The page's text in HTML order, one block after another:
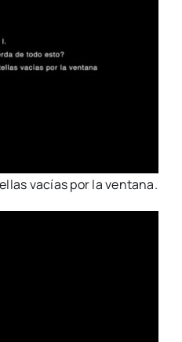
vacías por la ventana.